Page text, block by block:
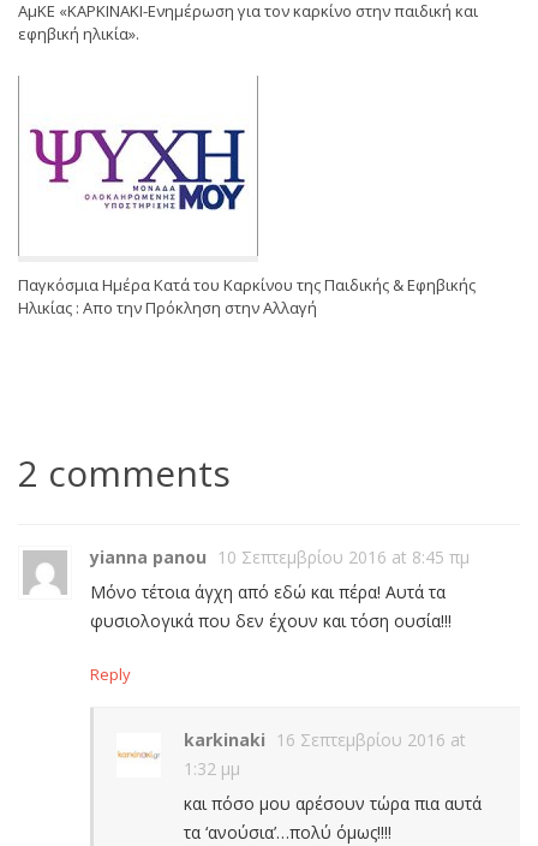
ΑμΚΕ «ΚΑΡΚΙΝΑΚΙ-Ενημέρωση για τον καρκίνο στην παιδική και
εφηβική ηλικία».
Παγκόσμια Ημέρα Κατά του Καρκίνου της Παιδικής & Εφηβικής
Ηλικίας : Απο την Πρόκληση στην Αλλαγή
2 comments
yianna panou 10 Σεπτεμβρίου 2016 at 8:45 πμ
Μόνο τέτοια άγχη από εδώ και πέρα! Αυτά τα
φυσιολογικά που δεν έχουν και τόση ουσία!!!
Reply
karkinaki
16 Σεπτεμβρίου 2016 at
1:32 μμ
και πόσο μου αρέσουν τώρα πια αυτά
τα ‘ανούσια’…πολύ όμως!!!!